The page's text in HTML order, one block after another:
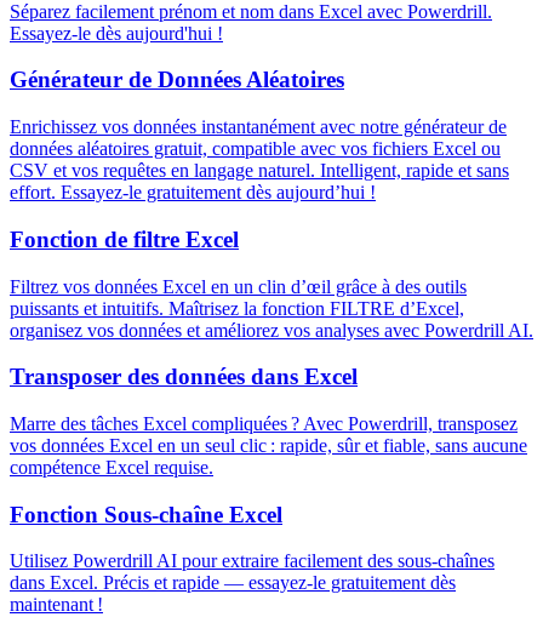
Séparez facilement prénom et nom dans Excel avec Powerdrill.
Essayez-le dès aujourd'hui !
Générateur de Données Aléatoires
Enrichissez vos données instantanément avec notre générateur de
données aléatoires gratuit, compatible avec vos fichiers Excel ou
CSV et vos requêtes en langage naturel. Intelligent, rapide et sans
effort. Essayez-le gratuitement dès aujourd’hui !
Fonction de filtre Excel
Filtrez vos données Excel en un clin d’œil grâce à des outils
puissants et intuitifs. Maîtrisez la fonction FILTRE d’Excel,
organisez vos données et améliorez vos analyses avec Powerdrill AI.
Transposer des données dans Excel
Marre des tâches Excel compliquées ? Avec Powerdrill, transposez
vos données Excel en un seul clic : rapide, sûr et fiable, sans aucune
compétence Excel requise.
Fonction Sous-chaîne Excel
Utilisez Powerdrill AI pour extraire facilement des sous-chaînes
dans Excel. Précis et rapide — essayez-le gratuitement dès
maintenant !